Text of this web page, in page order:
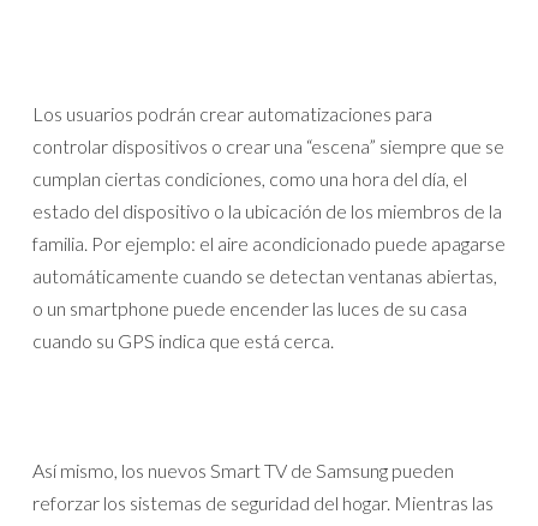
Los usuarios podrán crear automatizaciones para
controlar dispositivos o crear una “escena” siempre que se
cumplan ciertas condiciones, como una hora del día, el
estado del dispositivo o la ubicación de los miembros de la
familia. Por ejemplo: el aire acondicionado puede apagarse
automáticamente cuando se detectan ventanas abiertas,
o un smartphone puede encender las luces de su casa
cuando su GPS indica que está cerca.
Así mismo, los nuevos Smart TV de Samsung pueden
reforzar los sistemas de seguridad del hogar. Mientras las